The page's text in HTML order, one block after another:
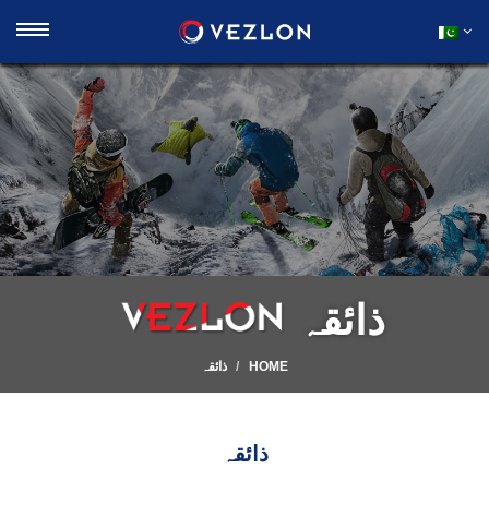
ذائقہ
HOME ذائقہ
ذائقہ